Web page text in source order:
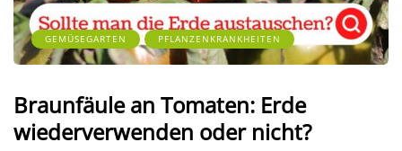
GEMÜSEGARTEN PFLANZENKRANKHEITEN
Braunfäule an Tomaten: Erde
wiederverwenden oder nicht?